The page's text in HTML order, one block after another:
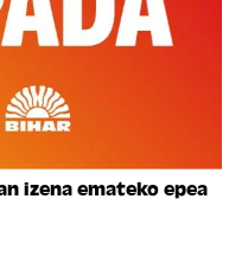
izena emateko epea